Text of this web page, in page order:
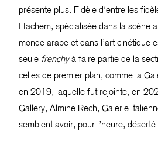
présente plus. Fidèle d‘entre les
Hachem, spécialisée dans la scène
monde arabe et dans l’art cinétique
seule frenchyà faire partie de la
celles de premier plan, comme la
en 2019, laquelle fut rejointe, en
Gallery, Almine Rech, Galerie
semblent avoir, pour l’heure,